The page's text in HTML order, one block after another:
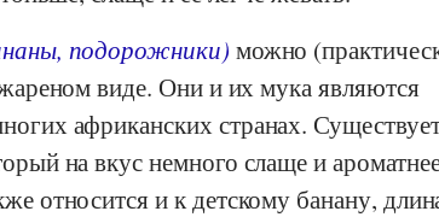
подорожники) можно
виде. Они и их мука являются
африканских странах.
на вкус немного слаще и
относится и к детскому банану,